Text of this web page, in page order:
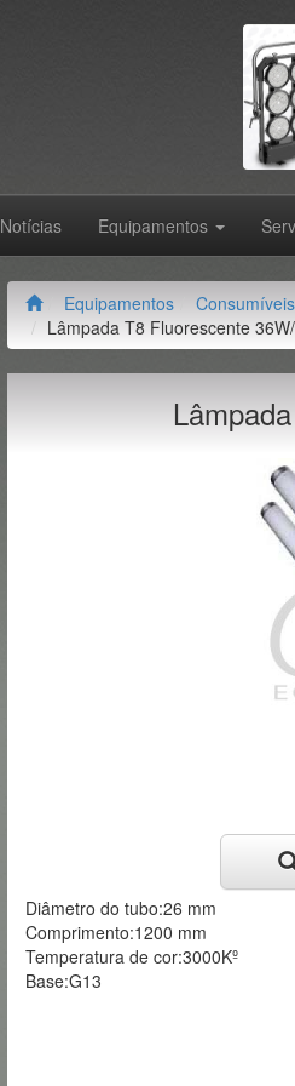
Notícias Equipamentos
Equipamentos
Consumíveis
Lâmpada T8 Fluorescente
Diâmetro do tubo:26 mm
Comprimento:1200 mm
Temperatura de cor:3000Kº
Base:G13